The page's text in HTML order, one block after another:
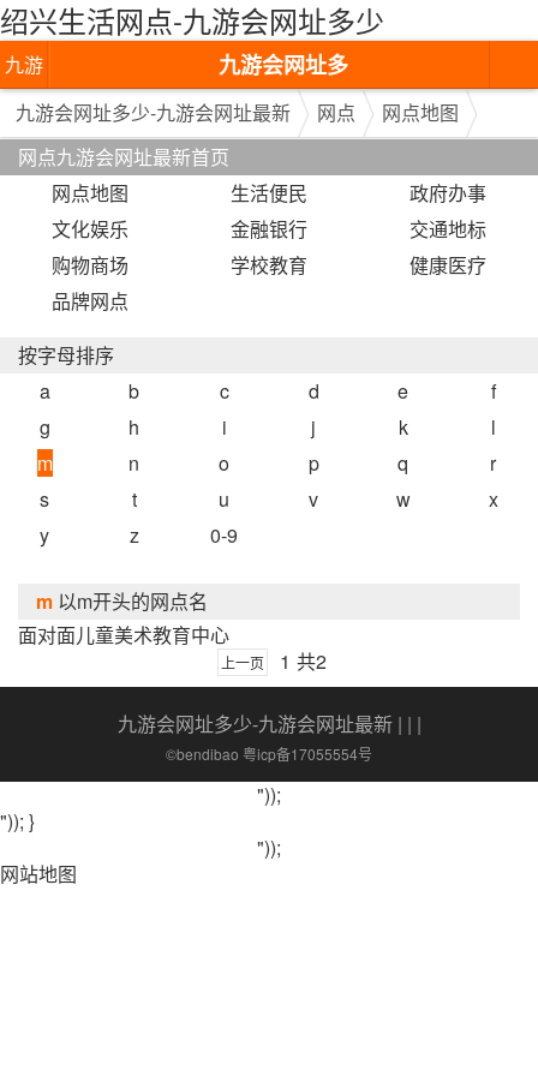
绍兴生活网点-九游会网址多少
九游
会网
址多
最新
九游会网址多
少-九游会网址
九游会网址多少-九游会网址最新 网点
网点地图
网点九游会网址最新首页
网点地图
生活便民
政府办事
文化娱乐
金融银行
交通地标
购物商场
学校教育
健康医疗
品牌网点
按字母排序
a
b c d e
f
g
h i j k
l
m
n o p q
r
s
t u v w
x
y
z 0-9
m 以m开头的网点名
面对面儿童美术教育中心
上一页 1 共2
九游会网址多少-九游会网址最新| | |
©bendibao 粤icp备17055554号
"));
")); }
"));
网站地图